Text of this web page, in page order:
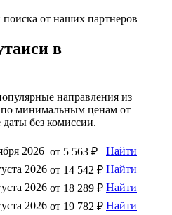
от наших партнеров
в
направления из
минимальным ценам от
даты без комиссии.
2026 от 5 563 ₽
Найти
2026 от 14 542 ₽ Найти
2026 от 18 289 ₽ Найти
2026 от 19 782 ₽ Найти